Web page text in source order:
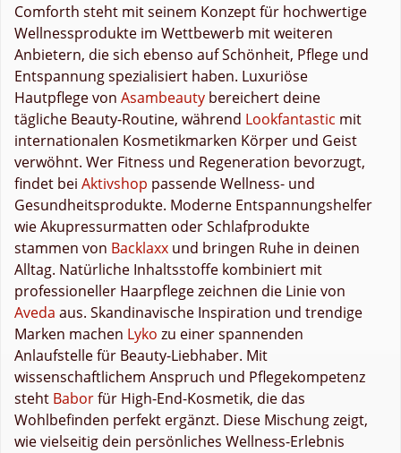
Comforth steht mit seinem Konzept für hochwertige
Wellnessprodukte im Wettbewerb mit weiteren
Anbietern, die sich ebenso auf Schönheit, Pflege und
Entspannung spezialisiert haben. Luxuriöse
Hautpflege von Asambeauty bereichert deine
tägliche Beauty-Routine, während Lookfantastic mit
internationalen Kosmetikmarken Körper und Geist
verwöhnt. Wer Fitness und Regeneration bevorzugt,
findet bei Aktivshop passende Wellness- und
Gesundheitsprodukte. Moderne Entspannungshelfer
wie Akupressurmatten oder Schlafprodukte
stammen von Backlaxx und bringen Ruhe in deinen
Alltag. Natürliche Inhaltsstoffe kombiniert mit
professioneller Haarpflege zeichnen die Linie von
Aveda aus. Skandinavische Inspiration und trendige
Marken machen Lyko zu einer spannenden
Anlaufstelle für Beauty-Liebhaber. Mit
wissenschaftlichem Anspruch und Pflegekompetenz
steht Baborfür High-End-Kosmetik, die das
Wohlbefinden perfekt ergänzt. Diese Mischung zeigt,
wie vielseitig dein persönliches Wellness-Erlebnis